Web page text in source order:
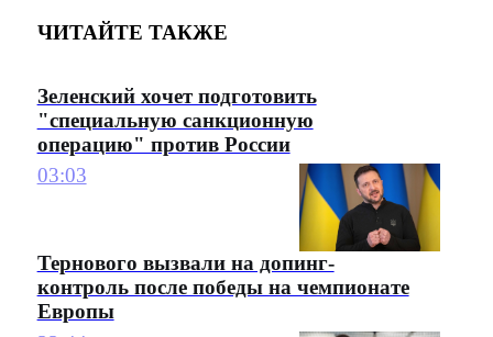
ЧИТАЙТЕ ТАКЖЕ
Зеленский хочет подготовить
"специальную санкционную
операцию" против России
03:03
Тернового вызвали на допинг-
контроль после победы на чемпионате
Европы